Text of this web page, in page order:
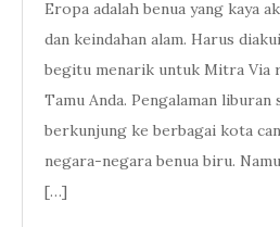
Eropa adalah benua yang kaya
dan keindahan alam. Harus
begitu menarik untuk Mitra Via
Tamu Anda. Pengalaman
berkunjung ke berbagai kota
negara-negara benua biru.
[…]